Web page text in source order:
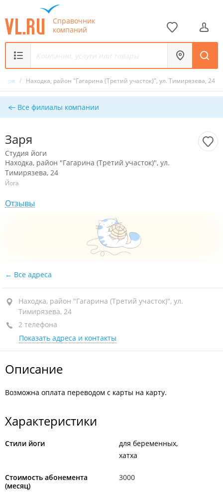
Справочник
компаний
Заря / Находка, район "Гагарина (Третий участок)", ул. Тимирязева, 24
Все филиалы компании
Заря
Студия йоги
Находка, район "Гагарина (Третий участок)", ул.
Тимирязева, 24
Йога
Отзывы
Все адреса
Находка, район "Гагарина (Третий участок)", ул.
Тимирязева, 24
2 телефона
Показать адреса и контакты
Описание
Возможна оплата переводом с карты на карту.
Характеристики
Стили йоги
для беременных
хатха
Стоимость абонемента
(месяц)
3000